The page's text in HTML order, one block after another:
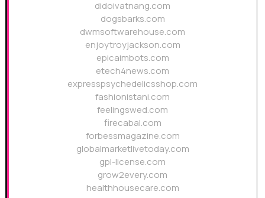
didoivatnang.com
dogsbarks.com
dwmsoftwarehouse.com
enjoytroyjackson.com
epicaimbots.com
etech4news.com
expresspsychedelicsshop.com
fashionistani.com
feelingswed.com
firecabal.com
forbessmagazine.com
globalmarketlivetoday.com
gpl-license.com
grow2every.com
healthhousecare.com